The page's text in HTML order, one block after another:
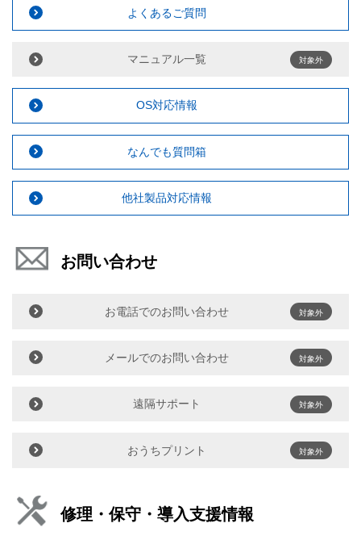
よくあるご質問
マニュアル一覧 対象外
OS対応情報
なんでも質問箱
他社製品対応情報
お問い合わせ
お電話でのお問い合わせ 対象外
メールでのお問い合わせ 対象外
遠隔サポート 対象外
おうちプリント 対象外
修理・保守・導入支援情報